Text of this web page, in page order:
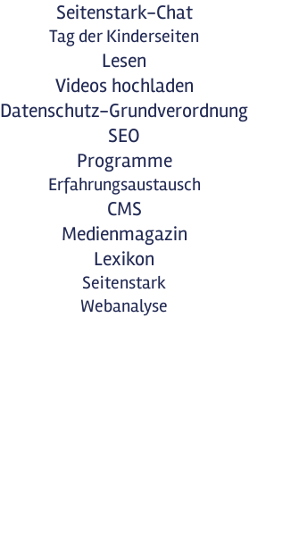
Seitenstark-Chat
Tag der Kinderseiten
Lesen
Videos hochladen
Datenschutz-Grundverordnung
SEO
Programme
Erfahrungsaustausch
CMS
Medienmagazin
Lexikon
Seitenstark
Webanalyse